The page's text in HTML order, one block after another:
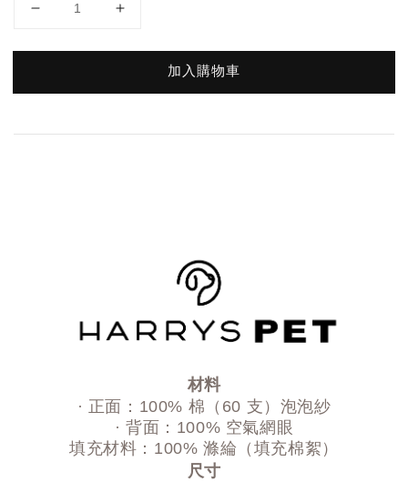
加入購物車
材料
· 正面：100% 棉（60 支）泡泡紗
· 背面：100% 空氣網眼
填充材料：100% 滌綸（填充棉絮）
尺寸